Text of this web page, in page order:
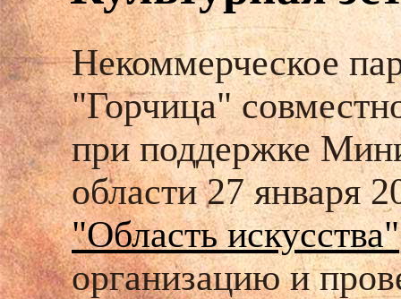
Некоммерческое
"Горчица"
при поддержке
области 27 января
"Область искусства"
организацию и